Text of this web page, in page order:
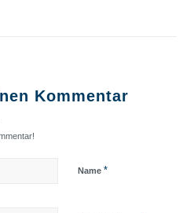
Kommentar
Name *